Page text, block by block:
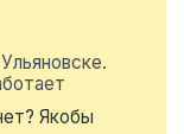
Якобы